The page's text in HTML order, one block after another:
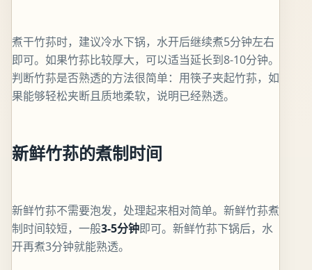
煮干竹荪时，建议冷水下锅，水开后继续煮5分钟左右
即可。如果竹荪比较厚大，可以适当延长到8-10分钟。
判断竹荪是否熟透的方法很简单：用筷子夹起竹荪，如
果能够轻松夹断且质地柔软，说明已经熟透。
新鲜竹荪的煮制时间
新鲜竹荪不需要泡发，处理起来相对简单。新鲜竹荪煮
制时间较短，一般3-5分钟即可。新鲜竹荪下锅后，水
开再煮3分钟就能熟透。